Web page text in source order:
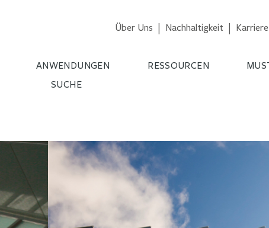
Über Uns Nachhaltigkeit Karriere
ANWENDUNGEN RESSOURCEN
SUCHE